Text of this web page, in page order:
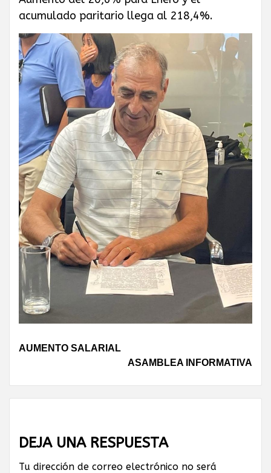
Y QUÍMICOS DE
CUYO
acumulado paritario llega al 218,4%.
Continue
AUMENTO SALARIAL
ASAMBLEA INFORMATIVA
DEJA UNA RESPUESTA
Tu dirección de correo electrónico no será